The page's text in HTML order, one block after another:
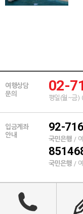
여행상담
문의
02-
평일(월~금
입금계좌
안내
92-
국민은행/ 예
국민은행/ 예